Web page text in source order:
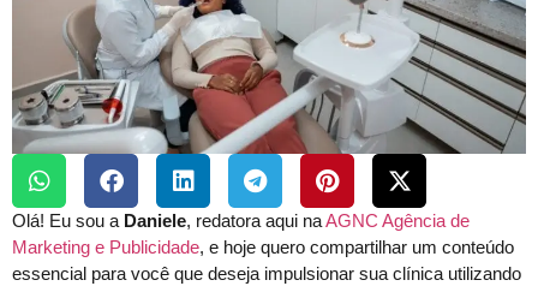
Olá! Eu sou a Daniele, redatora aqui naAGNC Agência de
Marketing e Publicidade, e hoje quero compartilhar um conteúdo
essencial para você que deseja impulsionar sua clínica utilizando